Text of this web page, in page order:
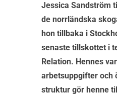
Jessica Sandström
de norrländska
hon tillbaka i
senaste tillskottet i
Relation. Hennes
arbetsuppgifter och
struktur gör henne